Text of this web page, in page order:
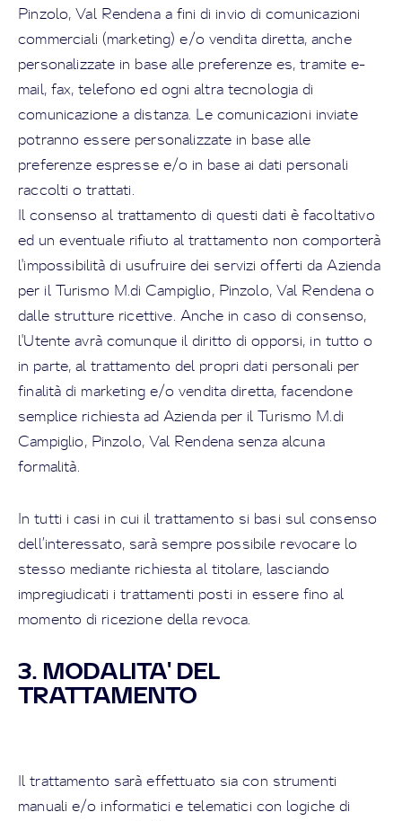
Pinzolo, Val Rendena a fini di invio di comunicazioni
commerciali (marketing) e/o vendita diretta, anche
personalizzate in base alle preferenze es, tramite e-
mail, fax, telefono ed ogni altra tecnologia di
comunicazione a distanza. Le comunicazioni inviate
potranno essere personalizzate in base alle
preferenze espresse e/o in base ai dati personali
raccolti o trattati.
Il consenso al trattamento di questi dati è facoltativo
ed un eventuale rifiuto al trattamento non comporterà
l'impossibilità di usufruire dei servizi offerti da Azienda
per il Turismo M.di Campiglio, Pinzolo, Val Rendena o
dalle strutture ricettive. Anche in caso di consenso,
l'Utente avrà comunque il diritto di opporsi, in tutto o
in parte, al trattamento del propri dati personali per
finalità di marketing e/o vendita diretta, facendone
semplice richiesta ad Azienda per il Turismo M.di
Campiglio, Pinzolo, Val Rendena senza alcuna
formalità.
In tutti i casi in cui il trattamento si basi sul consenso
dell’interessato, sarà sempre possibile revocare lo
stesso mediante richiesta al titolare, lasciando
impregiudicati i trattamenti posti in essere fino al
momento di ricezione della revoca.
3. MODALITA' DEL
TRATTAMENTO
Il trattamento sarà effettuato sia con strumenti
manuali e/o informatici e telematici con logiche di